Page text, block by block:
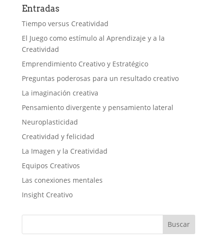
Entradas
Tiempo versus Creatividad
El Juego como estímulo al Aprendizaje y a la
Creatividad
Emprendimiento Creativo y Estratégico
Preguntas poderosas para un resultado creativo
La imaginación creativa
Pensamiento divergente y pensamiento lateral
Neuroplasticidad
Creatividad y felicidad
La Imagen y la Creatividad
Equipos Creativos
Las conexiones mentales
Insight Creativo